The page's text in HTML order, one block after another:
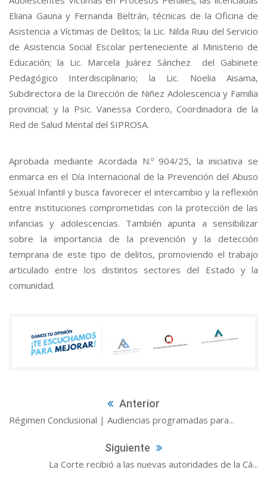
Eliana Gauna y Fernanda Beltrán, técnicas de la Oficina de
Asistencia a Víctimas de Delitos; la Lic. Nilda Ruiu del Servicio
de Asistencia Social Escolar perteneciente al Ministerio de
Educación; la Lic. Marcela Juárez Sánchez del Gabinete
Pedagógico Interdisciplinario; la Lic. Noelia Aisama,
Subdirectora de la Dirección de Niñez Adolescencia y Familia
provincial; y la Psic. Vanessa Cordero, Coordinadora de la
Red de Salud Mental del SIPROSA.
Aprobada mediante Acordada N.º 904/25, la iniciativa se
enmarca en el Día Internacional de la Prevención del Abuso
Sexual Infantil y busca favorecer el intercambio y la reflexión
entre instituciones comprometidas con la protección de las
infancias y adolescencias. También apunta a sensibilizar
sobre la importancia de la prevención y la detección
temprana de este tipo de delitos, promoviendo el trabajo
articulado entre los distintos sectores del Estado y la
comunidad.
Anterior
Régimen Conclusional | Audiencias programadas para...
Siguiente
La Corte recibió a las nuevas autoridades de la Cá...